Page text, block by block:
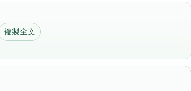
複製全文